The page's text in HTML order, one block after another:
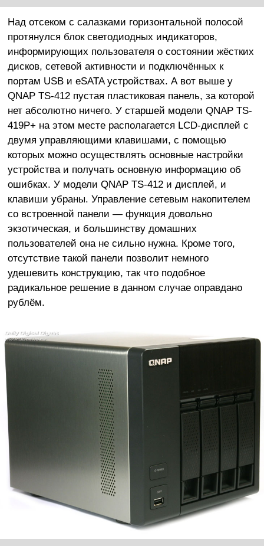
Над отсеком с салазками горизонтальной полосой
протянулся блок светодиодных индикаторов,
информирующих пользователя о состоянии жёстких
дисков, сетевой активности и подключённых к
портам USB и eSATA устройствах. А вот выше у
QNAP TS-412 пустая пластиковая панель, за которой
нет абсолютно ничего. У старшей модели QNAP TS-
419P+ на этом месте располагается LCD-дисплей с
двумя управляющими клавишами, с помощью
которых можно осуществлять основные настройки
устройства и получать основную информацию об
ошибках. У модели QNAP TS-412 и дисплей, и
клавиши убраны. Управление сетевым накопителем
со встроенной панели — функция довольно
экзотическая, и большинству домашних
пользователей она не сильно нужна. Кроме того,
отсутствие такой панели позволит немного
удешевить конструкцию, так что подобное
радикальное решение в данном случае оправдано
рублём.